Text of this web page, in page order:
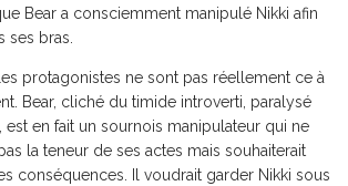
Bear a consciemment manipulé Nikki afin
ses bras.
protagonistes ne sont pas réellement ce à
Bear, cliché du timide introverti, paralysé
est en fait un sournois manipulateur qui ne
la teneur de ses actes mais souhaiterait
conséquences. Il voudrait garder Nikki sous